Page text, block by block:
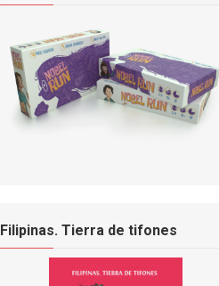
Filipinas. Tierra de tifones